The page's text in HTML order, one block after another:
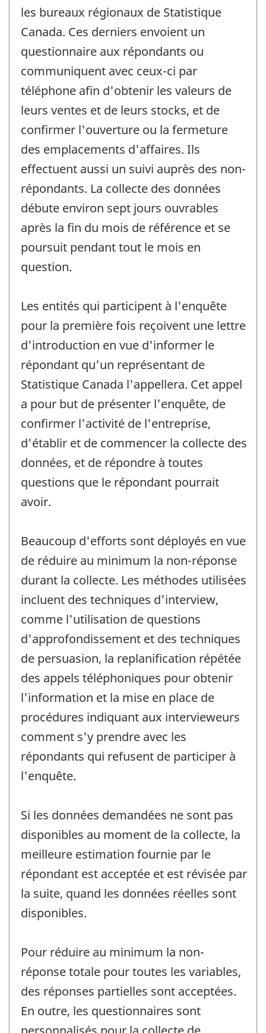
les bureaux régionaux de Statistique
Canada. Ces derniers envoient un
questionnaire aux répondants ou
communiquent avec ceux-ci par
téléphone afin d'obtenir les valeurs de
leurs ventes et de leurs stocks, et de
confirmer l'ouverture ou la fermeture
des emplacements d'affaires. Ils
effectuent aussi un suivi auprès des non-
répondants. La collecte des données
débute environ sept jours ouvrables
après la fin du mois de référence et se
poursuit pendant tout le mois en
question.
Les entités qui participent à l'enquête
pour la première fois reçoivent une lettre
d'introduction en vue d'informer le
répondant qu'un représentant de
Statistique Canada l'appellera. Cet appel
a pour but de présenter l'enquête, de
confirmer l'activité de l'entreprise,
d'établir et de commencer la collecte des
données, et de répondre à toutes
questions que le répondant pourrait
avoir.
Beaucoup d'efforts sont déployés en vue
de réduire au minimum la non-réponse
durant la collecte. Les méthodes utilisées
incluent des techniques d'interview,
comme l'utilisation de questions
d'approfondissement et des techniques
de persuasion, la replanification répétée
des appels téléphoniques pour obtenir
l'information et la mise en place de
procédures indiquant aux intervieweurs
comment s'y prendre avec les
répondants qui refusent de participer à
l'enquête.
Si les données demandées ne sont pas
disponibles au moment de la collecte, la
meilleure estimation fournie par le
répondant est acceptée et est révisée par
la suite, quand les données réelles sont
disponibles.
Pour réduire au minimum la non-
réponse totale pour toutes les variables,
des réponses partielles sont acceptées.
En outre, les questionnaires sont